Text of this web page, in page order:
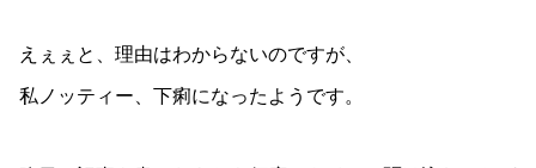
えぇぇと、理由はわからないのですが、
私ノッティー、下痢になったようです。